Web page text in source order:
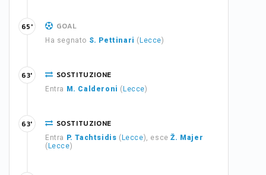
GOAL
Ha segnato S. Pettinari ( Lecce)
65'
SOSTITUZIONE
Entra M. Calderoni ( Lecce)
63'
SOSTITUZIONE
Entra P. Tachtsidis ( Lecce), esceŽ. Majer
( Lecce)
63'